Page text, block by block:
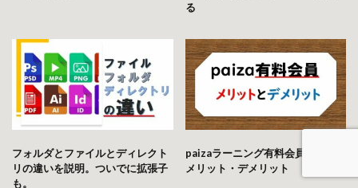
る
フォルダとファイルとディレクト
リの違いを説明。ついでに拡張子
も。
paizaラーニング有料会員が語る
メリット・デメリット